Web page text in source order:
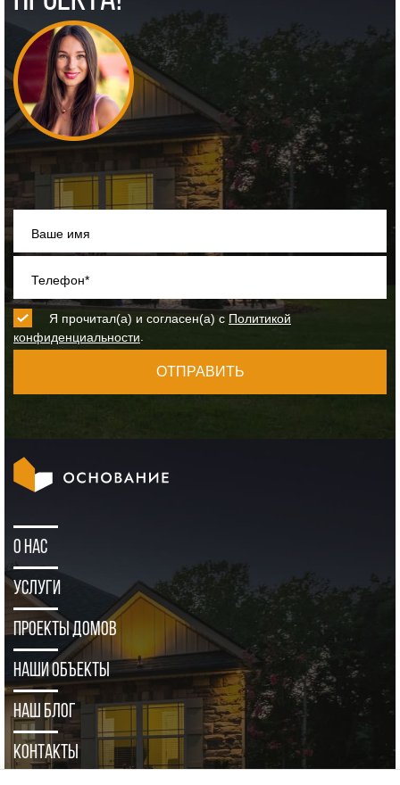
Ваше имя
Телефон*
Я прочитал(а) и согласен(а) с Политикой
конфиденциальности
ОТПРАВИТЬ
О нас
Услуги
Проекты домов
Наши объекты
Наш блог
Контакты